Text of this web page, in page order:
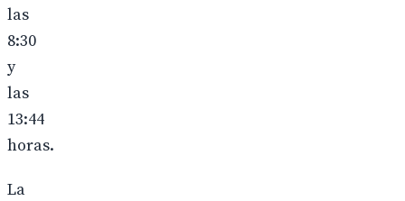
las
8:30
y
las
13:44
horas.
La